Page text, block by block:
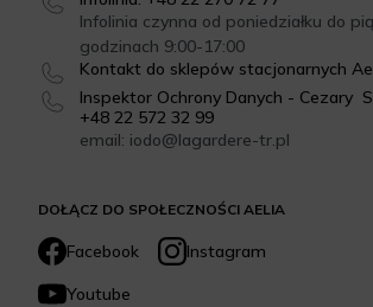
DOŁĄCZ DO SPOŁECZNOŚCI AELIA
Facebook
Instagram
Youtube
Infolinia czynna od poniedziałku do
godzinach 9:00-17:00
Kontakt do sklepów stacjonarnych
Inspektor Ochrony Danych - Cezary
+48 22 572 32 99
email: iodo@lagardere-tr.pl